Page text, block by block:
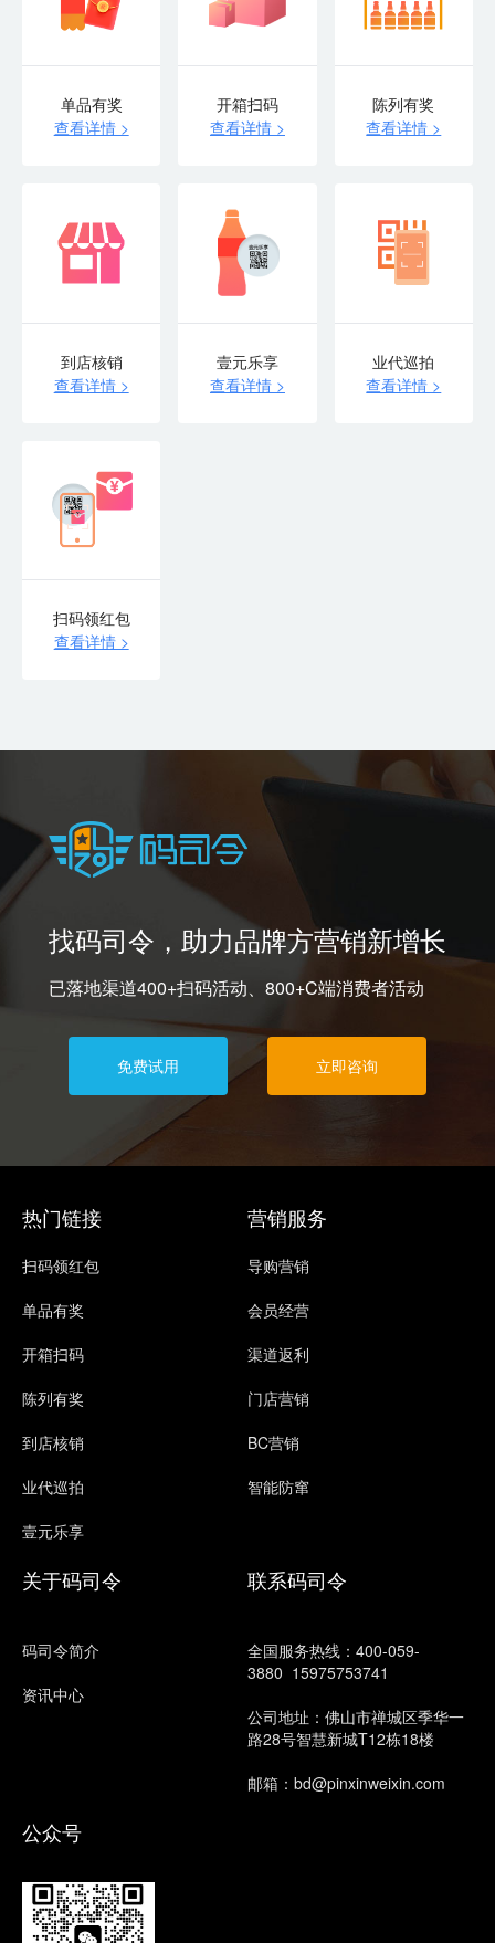
单品有奖
查看详情 >
开箱扫码
查看详情 >
陈列有奖
查看详情 >
到店核销
查看详情 >
壹元乐享
查看详情 >
业代巡拍
查看详情 >
扫码领红包
查看详情 >
找码司令，助力品牌方营销新增长
已落地渠道400+扫码活动、800+C端消费者活动
免费试用 立即咨询
热门链接
扫码领红包
单品有奖
开箱扫码
陈列有奖
到店核销
业代巡拍
壹元乐享
营销服务
导购营销
会员经营
渠道返利
门店营销
BC营销
智能防窜
关于码司令
码司令简介
资讯中心
联系码司令
全国服务热线：400-059-
3880 15975753741
公司地址：佛山市禅城区季华一
路28号智慧新城T12栋18楼
邮箱：bd@pinxinweixin.com
公众号